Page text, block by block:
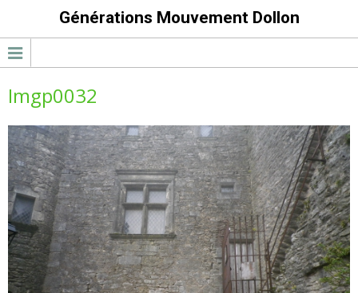
Générations Mouvement Dollon
Imgp0032